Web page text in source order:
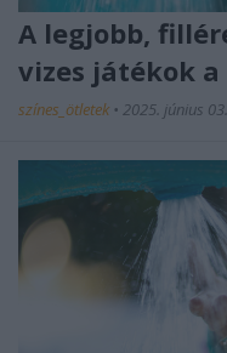
A legjobb,
vizes játékok
színes_ötletek • 2025. június 03.